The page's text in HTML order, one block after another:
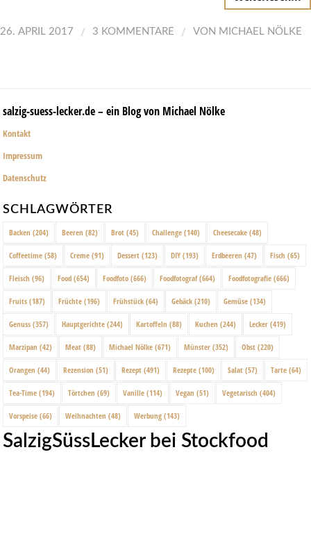
26. APRIL 2017 / 3 KOMMENTARE / VON MICHAEL NÖLKE
salzig-suess-lecker.de – ein Blog von Michael Nölke
Kontakt
Impressum
Datenschutz
SCHLAGWÖRTER
Backen (204) Beeren (82) Brot (45) Challenge (140) Cheesecake (48)
Coffeetime (58) Creme (91) Dessert (123) DIY (193) Erdbeeren (47) Fisch (65)
Fleisch (96) Food (654) Foodfoto (666) Foodfotograf(664) Foodfotografie (666)
Fruits (187) Früchte (196) Frühstück (64) Gebäck (210) Gemüse (134)
Genuss (357) Hauptgerichte (244) Kartoffeln (88) Kuchen (244) Lecker (419)
Marzipan (42) Meat (88) Michael Nölke (671) Münster (352) Obst (220)
Orangen (44) Rezension (51) Rezept (491) Rezepte (100) Salat (57) Tarte (64)
Tea-Time (194) Törtchen (69) Vanille (114) Vegan (51) Vegetarisch (404)
Vorspeise (66) Weihnachten (48) Werbung (143)
SalzigSüssLecker bei Stockfood